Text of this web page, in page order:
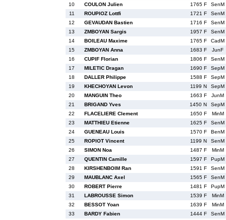
10
COULON Julien 1765 F
SenM
11
ROUPIOZ Lottfi 1721 F
SenM
12
GEVAUDAN Bastien 1716 F
SenM
13
ZMBOYAN Sargis 1957 F
SenM
14
BOILEAU Maxime 1765 F
CadM
15
ZMBOYAN Anna 1683 F
JunF
16
CUPIF Florian 1806 F
SenM
17
MILETIC Dragan 1690 F
SepM
18
DALLER Philippe 1588 F
SepM
19
KHECHOYAN Levon 1199 N
SepM
20
MANGUIN Theo 1663 F
JunM
21
BRIGAND Yves 1450 N
SepM
22
FLACELIERE Clement 1650 F
MinM
23
MATTHIEU Etienne 1625 F
SenM
24
GUENEAU Louis 1570 F
BenM
25
ROPIOT Vincent 1199 N
SenM
26
SIMON Noa 1487 F
MinM
27
QUENTIN Camille 1597 F
PupM
28
KIRSHENBOIM Ran 1591 F
SenM
29
MAUBLANC Axel 1565 F
SenM
30
ROBERT Pierre 1481 F
PupM
31
LABROUSSE Simon 1539 F
MinM
32
BESSOT Yoan 1639 F
MinM
33
BARDY Fabien 1444 F
SenM